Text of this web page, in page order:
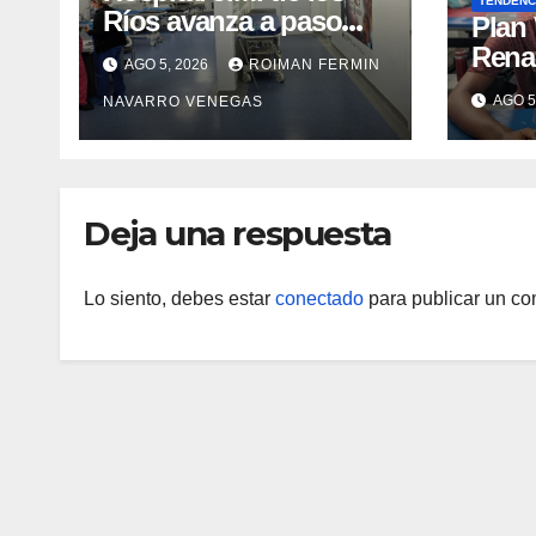
Ríos avanza a paso
firme en su
recuperación tras los
recientes eventos
sísmicos
AGO 5, 2026 ROIMAN FERMIN
NAVARRO VENEGAS
​Plan
AGO
Deja una respuesta
Lo siento, debes estar conectado para publicar un